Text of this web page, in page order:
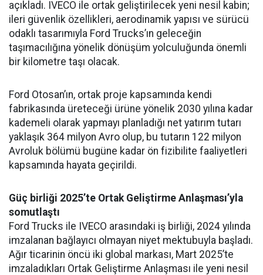
açıkladı. IVECO ile ortak geliştirilecek yeni nesil kabin;
ileri güvenlik özellikleri, aerodinamik yapısı ve sürücü
odaklı tasarımıyla Ford Trucks’ın geleceğin
taşımacılığına yönelik dönüşüm yolculuğunda önemli
bir kilometre taşı olacak.
Ford Otosan’ın, ortak proje kapsamında kendi
fabrikasında üreteceği ürüne yönelik 2030 yılına kadar
kademeli olarak yapmayı planladığı net yatırım tutarı
yaklaşık 364 milyon Avro olup, bu tutarın 122 milyon
Avroluk bölümü bugüne kadar ön fizibilite faaliyetleri
kapsamında hayata geçirildi.
Güç birliği 2025’te Ortak Geliştirme Anlaşması’yla
somutlaştı
Ford Trucks ile IVECO arasındaki iş birliği, 2024 yılında
imzalanan bağlayıcı olmayan niyet mektubuyla başladı.
Ağır ticarinin öncü iki global markası, Mart 2025’te
imzaladıkları Ortak Geliştirme Anlaşması ile yeni nesil